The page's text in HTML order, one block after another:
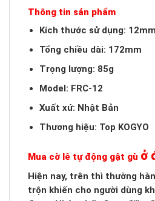
Thông tin sản phẩm
Kích thước sử dụng: 12mm
Tổng chiều dài: 172mm
Trọng lượng: 85g
Model: FRC-12
Xuất xứ: Nhật Bản
Thương hiệu: Top KOGYO
Mua cờ lê tự động gật gù ở
Hiện nay, trên thì thường
trộn khiến cho người dùng